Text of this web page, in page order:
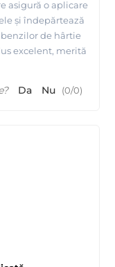
asigură o aplicare
și îndepărtează
de hârtie
excelent, merită
Da Nu (0/0)